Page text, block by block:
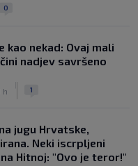
0
kao nekad: Ovaj mali
nadjev savršeno
h 1
jugu Hrvatske,
Neki iscrpljeni
Hitnoj: "Ovo je teror!"